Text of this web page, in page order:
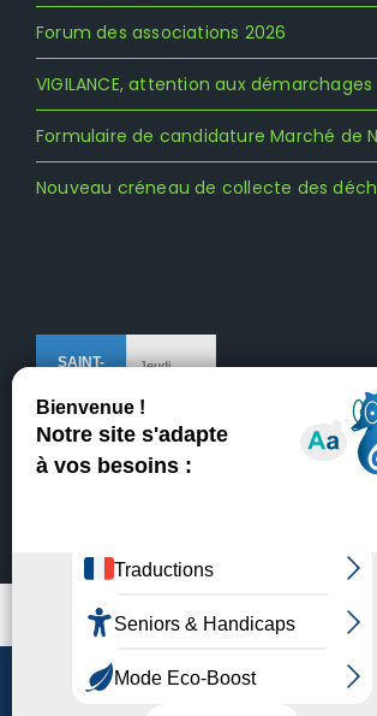
Forum des associations 2026
VIGILANCE, attention aux
Formulaire de candidature Marché de
Nouveau créneau de collecte des
Mentions légales
Nous utilisons des cookies pour vous
expérience sur notre site web. Si vous